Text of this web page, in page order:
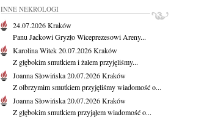
INNE NEKROLOGI
24.07.2026Kraków
Panu Jackowi Gryzło Wiceprezesowi Areny...
Karolina Witek20.07.2026Kraków
Z głębokim smutkiem i żalem przyjęliśmy...
Joanna Słowińska20.07.2026Kraków
Z olbrzymim smutkiem przyjęliśmy wiadomość o...
Joanna Słowińska20.07.2026Kraków
Z głębokim smutkiem przyjąłem wiadomość o...